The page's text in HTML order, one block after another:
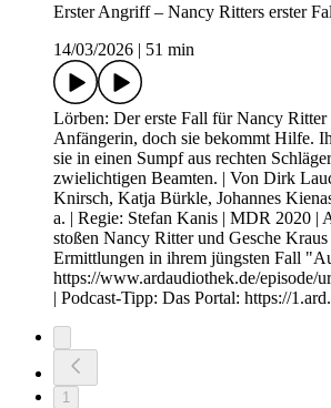
Erster Angriff – Nancy Ritters erster
14/03/2026
51 min
Lörben: Der erste Fall für Nancy Ritter
Anfängerin, doch sie bekommt Hilfe.
sie in einen Sumpf aus rechten
zwielichtigen Beamten. | Von Dirk
Knirsch, Katja Bürkle, Johannes
a. | Regie: Stefan Kanis | MDR 2020 |
stoßen Nancy Ritter und Gesche
Ermittlungen in ihrem jüngsten Fall
https://www.ardaudiothek.de/episode/
| Podcast-Tipp: Das Portal: https://
1